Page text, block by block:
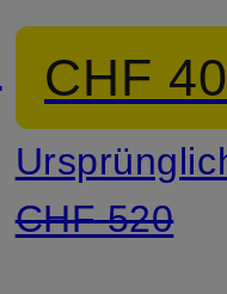
RIGHT
BACK
CHF
CHF 520